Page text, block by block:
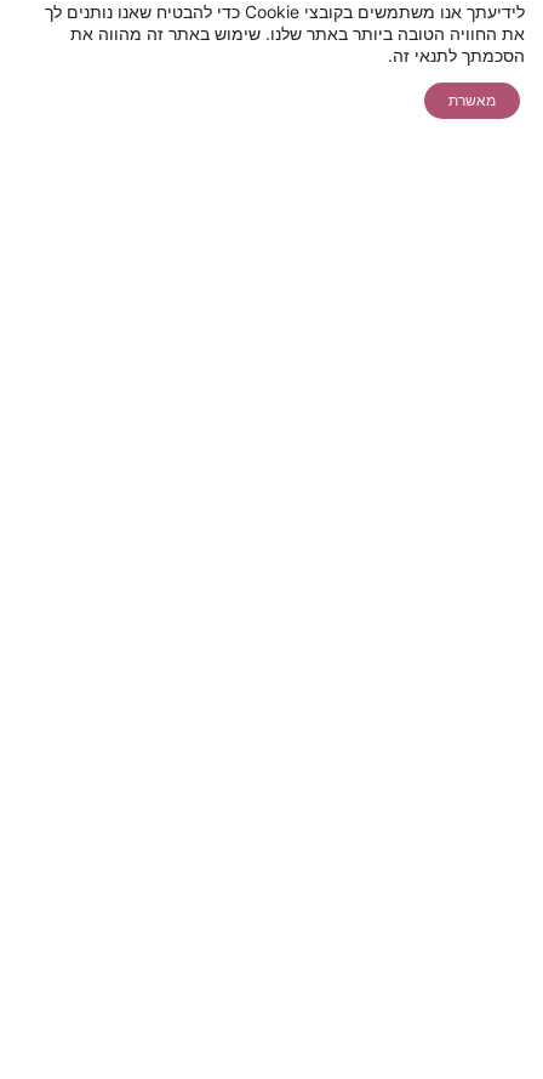
להצעת מחיר
אונליין ללייזר
שיחת ייעוץ
לידיעתך אנו משתמשים בקובצי Cookie כדי להבטיח שאנו נותנים לך
את החוויה הטובה ביותר באתר שלנו. שימוש באתר זה מהווה את
הסכמתך לתנאי זה.
מאשרת